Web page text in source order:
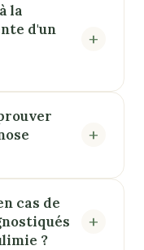
la
d'un
cas de
?